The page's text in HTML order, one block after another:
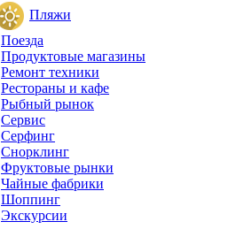
Пляжи
Поезда
Продуктовые магазины
Ремонт техники
Рестораны и кафе
Рыбный рынок
Сервис
Серфинг
Снорклинг
Фруктовые рынки
Чайные фабрики
Шоппинг
Экскурсии